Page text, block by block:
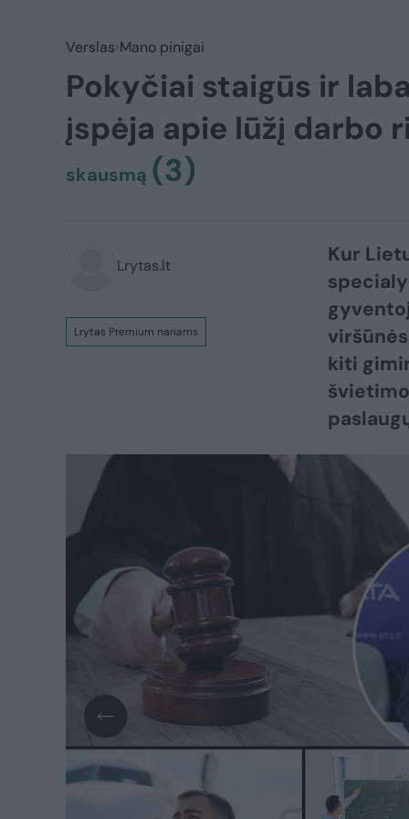
Verslas Mano pinigai
Pokyčiai staigūs ir
įspėja apie lūžį darbo
skausmą (3)
Lrytas.lt
Lrytas Premium nariams
Kur
kiti